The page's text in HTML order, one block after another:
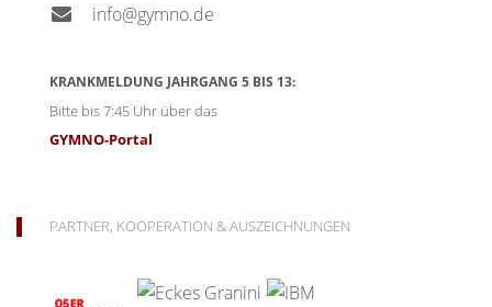
info@gymno.de
KRANKMELDUNG JAHRGANG 5 BIS 13:
Bitte bis 7:45 Uhr über das
GYMNO-Portal
PARTNER, KOOPERATION & AUSZEICHNUNGEN